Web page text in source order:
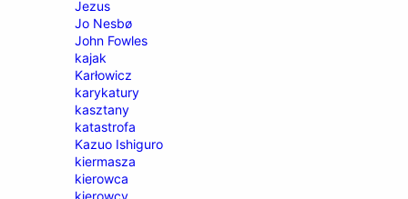
Jezus
Jo Nesbø
John Fowles
kajak
Karłowicz
karykatury
kasztany
katastrofa
Kazuo Ishiguro
kiermasza
kierowca
kierowcy